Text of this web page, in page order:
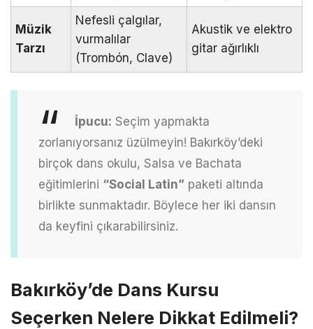
Müzik
Tarzı
Nefesli çalgılar,
vurmalılar
(Trombón, Clave)
Akustik ve elektro
gitar ağırlıklı
İpucu: Seçim yapmakta
zorlanıyorsanız üzülmeyin! Bakırköy’deki
birçok dans okulu, Salsa ve Bachata
eğitimlerini “Social Latin” paketi altında
birlikte sunmaktadır. Böylece her iki dansın
da keyfini çıkarabilirsiniz.
Bakırköy’de Dans Kursu
Seçerken Nelere Dikkat Edilmeli?